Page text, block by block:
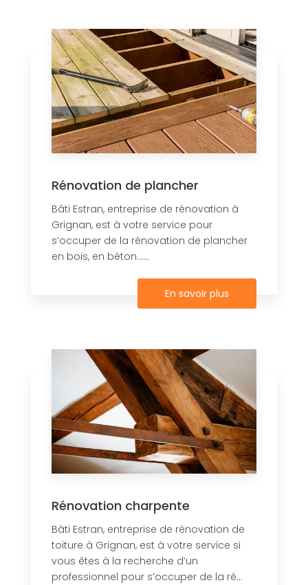
Rénovation de plancher
Bâti Estran, entreprise de rénovation à
Grignan, est à votre service pour
s’occuper de la rénovation de plancher
en bois, en béton......
En savoir plus
Rénovation charpente
Bâti Estran, entreprise de rénovation de
toiture à Grignan, est à votre service si
vous êtes à la recherche d’un
professionnel pour s’occuper de la ré...